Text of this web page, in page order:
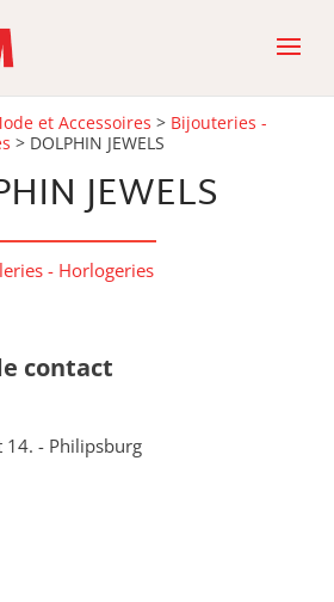
et Accessoires > Bijouteries -
> DOLPHIN JEWELS
JEWELS
- Horlogeries
contact
14. - Philipsburg